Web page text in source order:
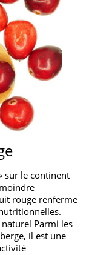
sur le continent
rouge renferme
Parmi les
il est une